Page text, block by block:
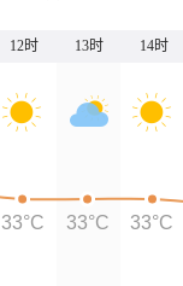
12时 13时 14时
33°C 33°C 33°C